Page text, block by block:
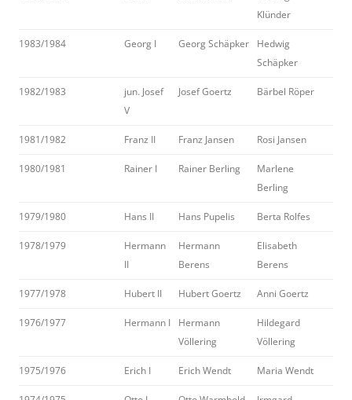
Klünder
1983/1984 Georg I Georg Schäpker
Hedwig
Schäpker
1982/1983
jun. Josef
V
Josef Goertz Bärbel Röper
1981/1982 Franz II Franz Jansen Rosi Jansen
1980/1981 Rainer I Rainer Berling
Marlene
Berling
1979/1980 Hans II Hans Pupelis Berta Rolfes
1978/1979
Hermann
II
Hermann
Berens
Elisabeth
Berens
1977/1978 Hubert II Hubert Goertz Anni Goertz
1976/1977 Hermann I
Hermann
Völlering
Hildegard
Völlering
1975/1976 Erich I Erich Wendt Maria Wendt